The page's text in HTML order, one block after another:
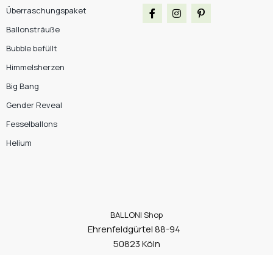
Überraschungspaket
Ballonsträuße
Bubble befüllt
Himmelsherzen
Big Bang
Gender Reveal
Fesselballons
Helium
BALLONI Shop
Ehrenfeldgürtel 88-94
50823 Köln